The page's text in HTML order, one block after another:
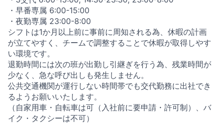
・早番専属 6:00-15:00
・夜勤専属 23:00-8:00
シフトは1か月以上前に事前に周知される為、休暇の計画
が立てやすく、チームで調整することで休暇が取得しやす
い環境です。
退勤時間には次の班が出勤し引継ぎを行う為、残業時間が
少なく、急な呼び出しも発生しません。
公共交通機関が運行しない時間帯でも交代勤務に出社でき
るようお願いいたします。
（自家用車・自転車は可（入社前に要申請・許可制）、バ
イク・タクシーは不可）